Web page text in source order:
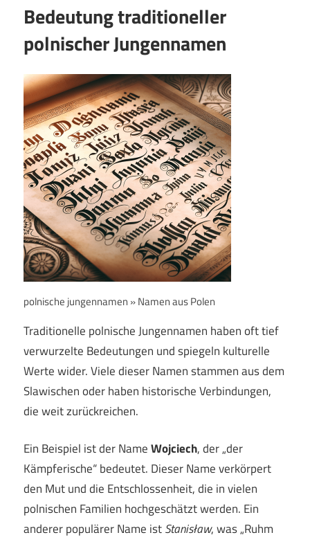
Bedeutung traditioneller
polnischer Jungennamen
polnische jungennamen » Namen aus Polen
Traditionelle polnische Jungennamen haben oft tief
verwurzelte Bedeutungen und spiegeln kulturelle
Werte wider. Viele dieser Namen stammen aus dem
Slawischen oder haben historische Verbindungen,
die weit zurückreichen.
Ein Beispiel ist der NameWojciech, der „der
Kämpferische“ bedeutet. Dieser Name verkörpert
den Mut und die Entschlossenheit, die in vielen
polnischen Familien hochgeschätzt werden. Ein
anderer populärer Name istStanisław, was „Ruhm